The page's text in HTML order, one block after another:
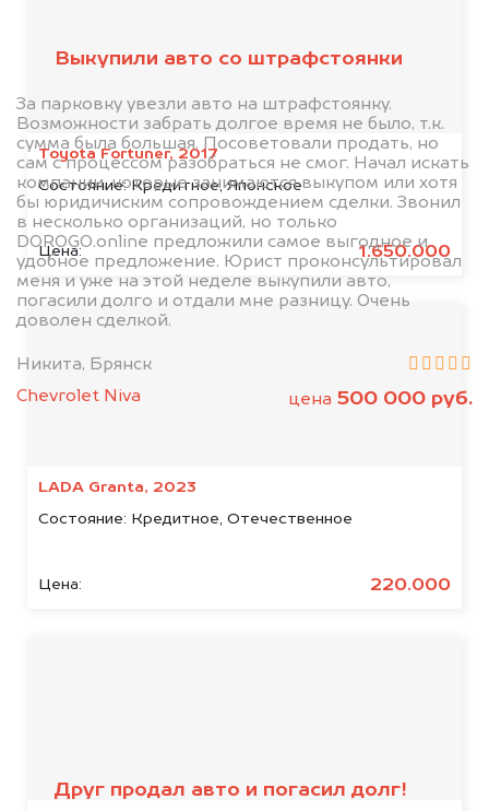
Toyota Fortuner, 2017
Состояние:Кредитное, Японское
Цена: 1.650.000
LADA Granta, 2023
Состояние: Кредитное, Отечественное
Цена: 220.000
Выкупили авто со штрафстоянки
За парковку увезли авто на штрафстоянку.
Возможности забрать долгое время не было, т.к.
сумма была большая. Посоветовали продать, но
сам с процессом разобраться не смог. Начал искать
компании, которые занимаются выкупом или хотя
бы юридичиским сопровождением сделки. Звонил
в несколько организаций, но только
DOROGO.online предложили самое выгодное и
удобное предложение. Юрист проконсультировал
меня и уже на этой неделе выкупили авто,
погасили долго и отдали мне разницу. Очень
доволен сделкой.
Никита, Брянск
Chevrolet Niva
цена 500 000 руб.
Друг продал авто и погасил долг!
банками